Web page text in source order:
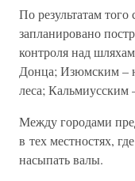
По результатам
запланировано
контроля над
Донца; Изюмским –
леса; Кальмиусским
Между городами
в тех местностях,
насыпать валы.